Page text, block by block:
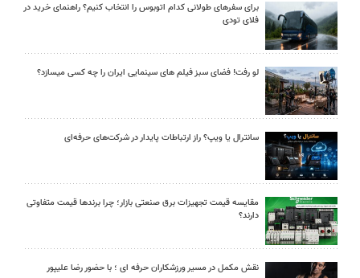
برای سفرهای طولانی کدام اتوبوس را انتخاب کنیم؟ راهنمای خرید در
فلای تودی
لو رفت! فضای سبز فیلم های سینمایی ایران را چه کسی میسازد؟
سانترال یا ویپ؟ راز ارتباطات پایدار در شرکت‌های حرفه‌ای
مقایسه قیمت تجهیزات برق صنعتی بازار؛ چرا برندها قیمت متفاوتی
دارند؟
نقش مکمل در مسیر ورزشکاران حرفه ای ؛ با حضور رضا علیپور